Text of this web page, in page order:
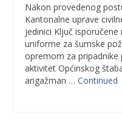
Nakon provedenog
Kantonalne uprave
jedinici Ključ
uniforme za šumske
opremom za pripadnike
aktivitet Općinskog
angažman … Continued